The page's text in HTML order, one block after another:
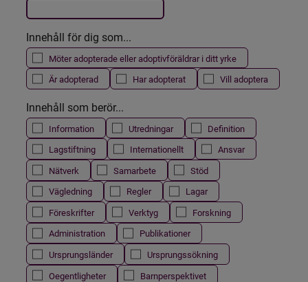
Innehåll för dig som...
Möter adopterade eller adoptivföräldrar i ditt yrke
Är adopterad
Har adopterat Vill adoptera
Innehåll som berör...
Information Utredningar
Definition
Lagstiftning
Internationellt
Ansvar
Nätverk
Samarbete
Stöd
Vägledning
Regler
Lagar
Föreskrifter
Verktyg
Forskning
Administration
Publikationer
Ursprungsländer
Ursprungssökning
Oegentligheter
Barnperspektivet